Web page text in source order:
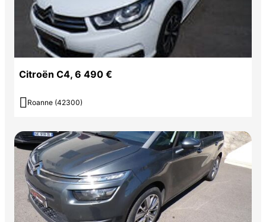
Citroën C4, 6 490 €
 Roanne (42300)